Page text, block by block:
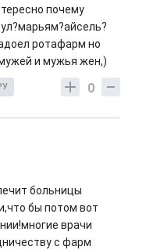
почему
ротафарм но
и мужья жен,)
0
больницы
бы потом вот
врачи
с фарм